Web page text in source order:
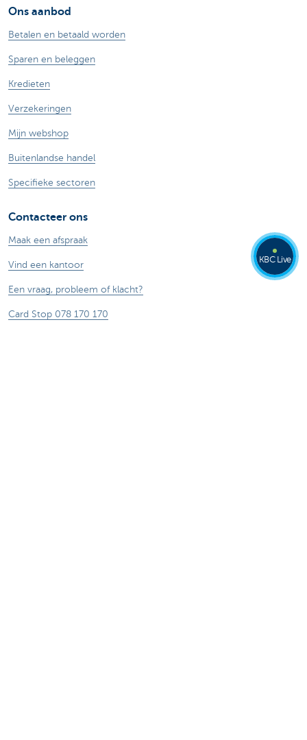
Ons aanbod
Betalen en betaald worden
Sparen en beleggen
Kredieten
Verzekeringen
Mijn webshop
Buitenlandse handel
Specifieke sectoren
Contacteer ons
Maak een afspraak
Vind een kantoor
Een vraag, probleem of klacht?
Card Stop 078 170 170
KBC Live